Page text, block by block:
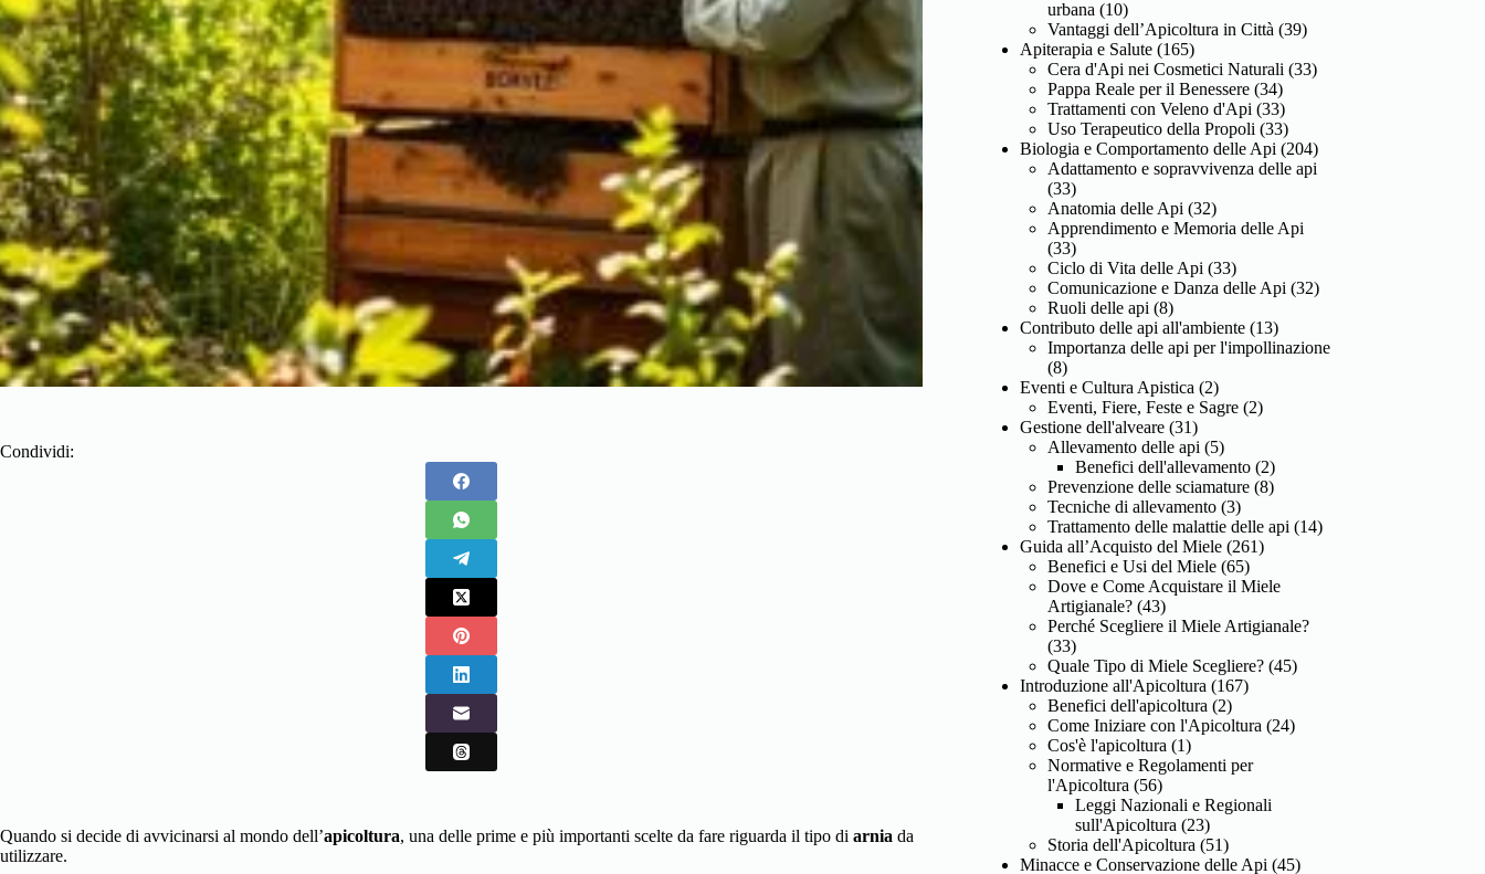
Condividi:
Quando si decide di avvicinarsi al mondo dell’apicoltura, una delle prime e più importanti scelte da fare riguarda il tipo di arnia da
utilizzare.
urbana (10)
Vantaggi dell’Apicoltura in Città (39)
Apiterapia e Salute (165)
Cera d'Api nei Cosmetici Naturali (33)
Pappa Reale per il Benessere (34)
Trattamenti con Veleno d'Api (33)
Uso Terapeutico della Propoli (33)
Biologia e Comportamento delle Api (204)
Adattamento e sopravvivenza delle api
(33)
Anatomia delle Api (32)
Apprendimento e Memoria delle Api
(33)
Ciclo di Vita delle Api (33)
Comunicazione e Danza delle Api (32)
Ruoli delle api (8)
Contributo delle api all'ambiente (13)
Importanza delle api per l'impollinazione
(8)
Eventi e Cultura Apistica (2)
Eventi, Fiere, Feste e Sagre (2)
Gestione dell'alveare (31)
Allevamento delle api (5)
Benefici dell'allevamento (2)
Prevenzione delle sciamature (8)
Tecniche di allevamento (3)
Trattamento delle malattie delle api (14)
Guida all’Acquisto del Miele (261)
Benefici e Usi del Miele (65)
Dove e Come Acquistare il Miele
Artigianale? (43)
Perché Scegliere il Miele Artigianale?
(33)
Quale Tipo di Miele Scegliere? (45)
Introduzione all'Apicoltura (167)
Benefici dell'apicoltura (2)
Come Iniziare con l'Apicoltura (24)
Cos'è l'apicoltura (1)
Normative e Regolamenti per
l'Apicoltura (56)
Leggi Nazionali e Regionali
sull'Apicoltura (23)
Storia dell'Apicoltura (51)
Minacce e Conservazione delle Api (45)